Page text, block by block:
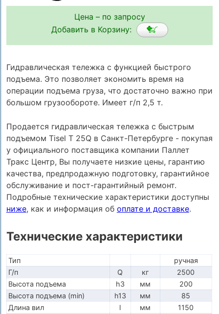
Цена – по запросу
Добавить в Корзину:
Гидравлическая тележка с функцией быстрого
подъема. Это позволяет экономить время на
операции подъема груза, что достаточно важно при
большом грузообороте. Имеет г/п 2,5 т.
Продается гидравлическая тележка с быстрым
подъемом Tisel T 25Q в Санкт-Петербурге - покупая
у официального поставщика компании Паллет
Тракс Центр, Вы получаете низкие цены, гарантию
качества, предпродажную подготовку, гарантийное
обслуживание и пост-гарантийный ремонт.
Подробные технические характеристики доступны
ниже, как и информация об оплате и доставке.
Технические характеристики
Тип
ручная
Г/п
Q кг
2500
Высота подъема
h3 мм
200
Высота подъема (min)
h13 мм
85
Длина вил
l мм
1150